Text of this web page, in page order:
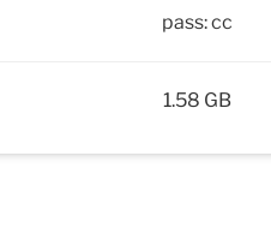
pass: cc
1.58 GB